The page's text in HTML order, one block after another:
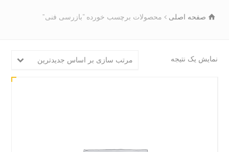
صفحه اصلی محصولات برچسب خورده “بازرسی فنی”
یک نتیجه مرتب سازی بر اساس جدیدترین